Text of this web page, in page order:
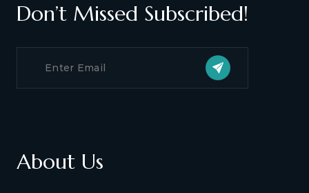
Don’t Missed Subscribed!
About Us